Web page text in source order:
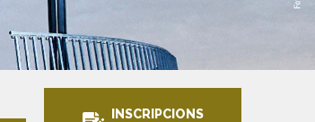
INSCRIPCIONS